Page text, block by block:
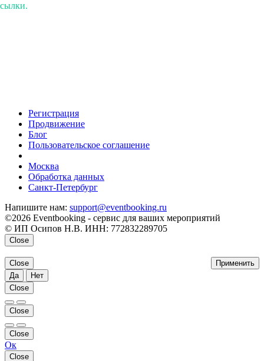
Регистрация
Продвижение
Блог
Пользовательское соглашение
Москва
Обработка данных
Санкт-Петербург
Напишите нам: support@eventbooking.ru
©2026 Eventbooking - сервис для ваших мероприятий
© ИП Осипов Н.В. ИНН: 772832289705
Close
Применить
Close
Да
Нет
Close
Close
Close
Ок
Close